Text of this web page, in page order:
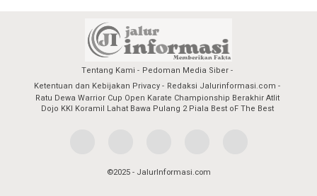
Tentang Kami
Pedoman Media Siber
Ketentuan dan Kebijakan Privacy
Redaksi Jalurinformasi.com
Ratu Dewa Warrior Cup Open Karate Championship Berakhir Atlit
Dojo KKI Koramil Lahat Bawa Pulang 2 Piala Best oF The Best
©2025 - JalurInformasi.com